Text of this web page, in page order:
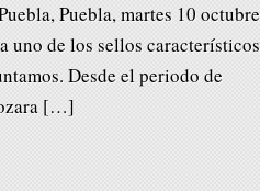
Puebla, martes 10 octubre
uno de los sellos característicos
Desde el periodo de
[…]